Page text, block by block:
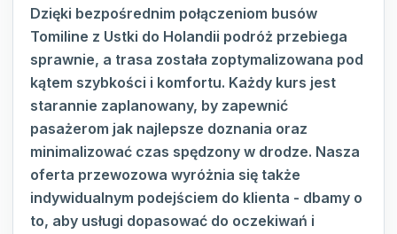
Dzięki bezpośrednim połączeniom busów
Tomiline z Ustki do Holandii podróż przebiega
sprawnie, a trasa została zoptymalizowana pod
kątem szybkości i komfortu. Każdy kurs jest
starannie zaplanowany, by zapewnić
pasażerom jak najlepsze doznania oraz
minimalizować czas spędzony w drodze. Nasza
oferta przewozowa wyróżnia się także
indywidualnym podejściem do klienta - dbamy o
to, aby usługi dopasować do oczekiwań i